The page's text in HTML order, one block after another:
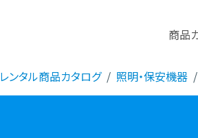
商品
レンタル商品カタログ 照明・保安機器